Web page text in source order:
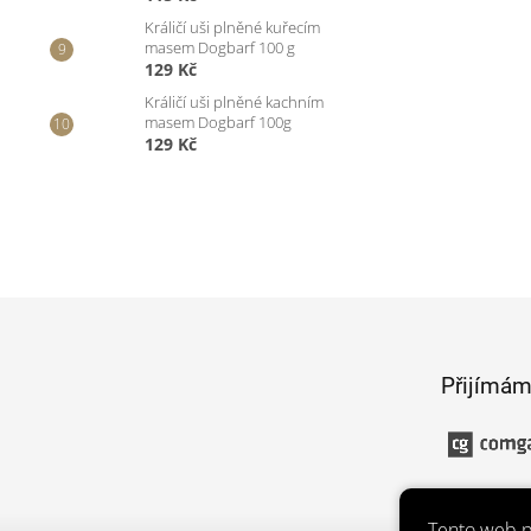
Králičí uši plněné kuřecím
masem Dogbarf 100 g
129 Kč
Králičí uši plněné kachním
masem Dogbarf 100g
129 Kč